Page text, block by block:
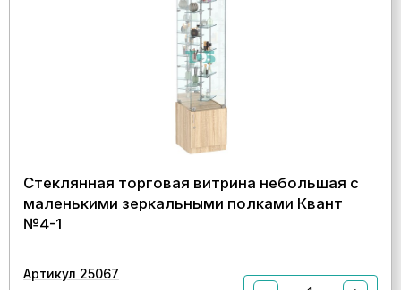
Стеклянная торговая витрина небольшая с
маленькими зеркальными полками Квант
№4-1
Артикул 25067